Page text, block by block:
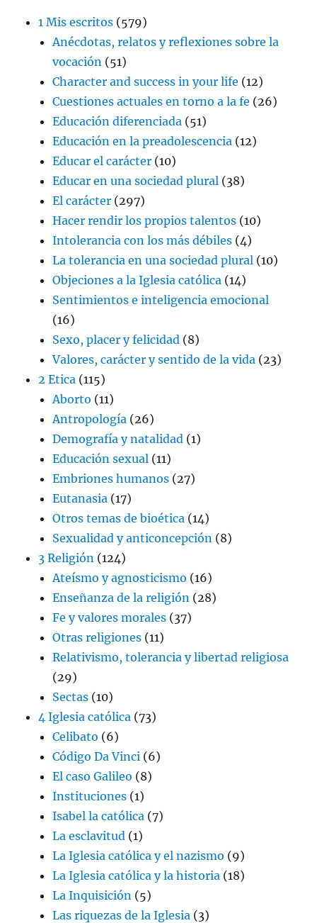
1 Mis escritos (579)
Anécdotas, relatos y reflexiones sobre la
vocación (51)
Character and success in your life (12)
Cuestiones actuales en torno a la fe (26)
Educación diferenciada (51)
Educación en la preadolescencia (12)
Educar el carácter (10)
Educar en una sociedad plural (38)
El carácter (297)
Hacer rendir los propios talentos (10)
Intolerancia con los más débiles (4)
La tolerancia en una sociedad plural (10)
Objeciones a la Iglesia católica (14)
Sentimientos e inteligencia emocional
(16)
Sexo, placer y felicidad (8)
Valores, carácter y sentido de la vida (23)
2 Etica (115)
Aborto (11)
Antropología (26)
Demografía y natalidad (1)
Educación sexual (11)
Embriones humanos (27)
Eutanasia (17)
Otros temas de bioética (14)
Sexualidad y anticoncepción (8)
3 Religión (124)
Ateísmo y agnosticismo (16)
Enseñanza de la religión (28)
Fe y valores morales (37)
Otras religiones (11)
Relativismo, tolerancia y libertad religiosa
(29)
Sectas (10)
4 Iglesia católica (73)
Celibato (6)
Código Da Vinci (6)
El caso Galileo (8)
Instituciones (1)
Isabel la católica (7)
La esclavitud (1)
La Iglesia católica y el nazismo (9)
La Iglesia católica y la historia (18)
La Inquisición (5)
Las riquezas de la Iglesia (3)